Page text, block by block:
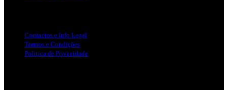
Contactos e Info Legal
Termos e Condições
Politica de Privacidade